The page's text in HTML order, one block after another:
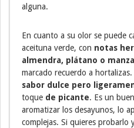
alguna.
En cuanto a su olor se puede
aceituna verde, con notas
almendra, plátano o
marcado recuerdo a
sabor dulce pero
toque de picante. Es un
aromatizar los desayunos, lo
complejas. Si quieres probarlo